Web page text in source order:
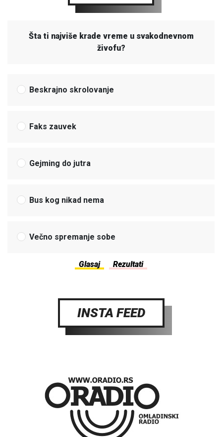
Šta ti najviše krade vreme u svakodnevnom
živofu?
Beskrajno skrolovanje
Faks zauvek
Gejming do jutra
Bus kog nikad nema
Večno spremanje sobe
INSTA FEED